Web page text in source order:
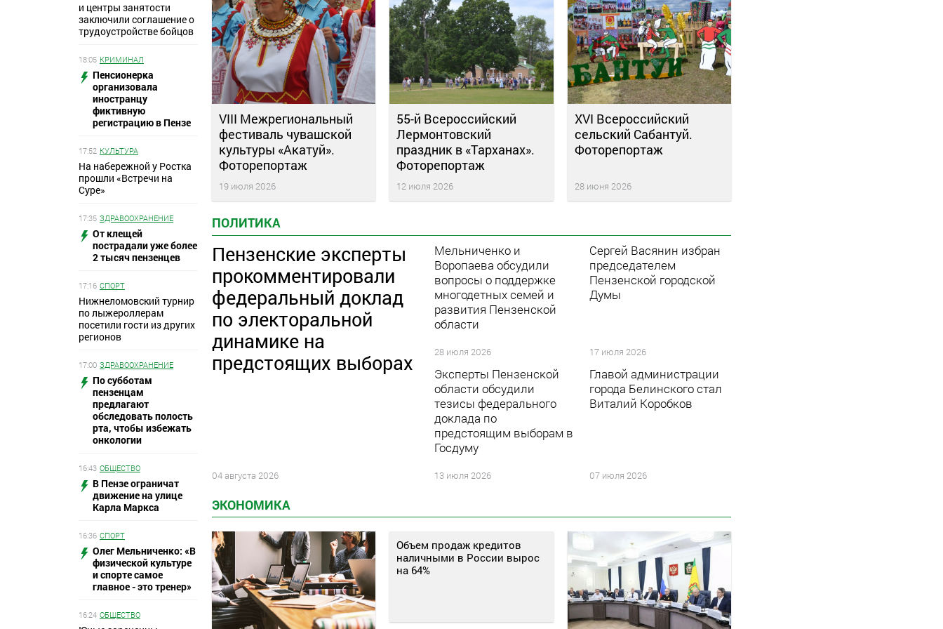
и центры занятости
заключили соглашение о
трудоустройстве бойцов
18:05 КРИМИНАЛ
Пенсионерка
организовала
иностранцу
фиктивную
регистрацию в Пензе
17:52 КУЛЬТУРА
На набережной у Ростка
прошли «Встречи на
Суре»
17:35 ЗДРАВООХРАНЕНИЕ
От клещей
пострадали уже более
2 тысяч пензенцев
17:16 СПОРТ
Нижнеломовский турнир
по лыжероллерам
посетили гости из других
регионов
17:00 ЗДРАВООХРАНЕНИЕ
По субботам
пензенцам
предлагают
обследовать полость
рта, чтобы избежать
онкологии
16:43 ОБЩЕСТВО
В Пензе ограничат
движение на улице
Карла Маркса
16:36 СПОРТ
Олег Мельниченко: «В
физической культуре
и спорте самое
главное - это тренер»
16:24 ОБЩЕСТВО
VIII Межрегиональный
фестиваль чувашской
культуры «Акатуй».
Фоторепортаж
19 июля 2026
55-й Всероссийский
Лермонтовский
праздник в «Тарханах».
Фоторепортаж
12 июля 2026
XVI Всероссийский
сельский Сабантуй.
Фоторепортаж
28 июня 2026
ПОЛИТИКА
Пензенские эксперты
прокомментировали
федеральный доклад
по электоральной
динамике на
предстоящих выборах
04 августа 2026
Мельниченко и
Воропаева обсудили
вопросы о поддержке
многодетных семей и
развития Пензенской
области
28 июля 2026
Сергей Васянин избран
председателем
Пензенской городской
Думы
17 июля 2026
Эксперты Пензенской
области обсудили
тезисы федерального
доклада по
предстоящим выборам в
Госдуму
13 июля 2026
Главой администрации
города Белинского стал
Виталий Коробков
07 июля 2026
ЭКОНОМИКА
Объем продаж кредитов
наличными в России вырос
на 64%